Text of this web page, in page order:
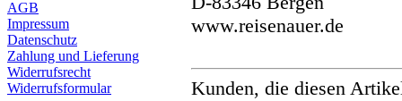
AGB
Impressum
Datenschutz
Zahlung und Lieferung
Widerrufsrecht
Widerrufsformular
www.reisenauer.de
Kunden, die diesen